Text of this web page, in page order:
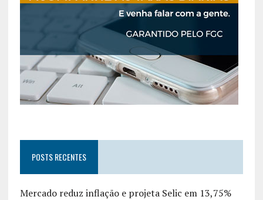
POSTS RECENTES
Mercado reduz inflação e projeta Selic em 13,75%